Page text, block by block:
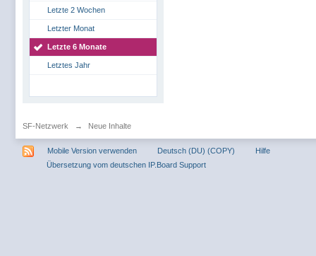
Letzte 2 Wochen
Letzter Monat
Letzte 6 Monate
Letztes Jahr
SF-Netzwerk → Neue Inhalte
Mobile Version verwenden Deutsch (DU) (COPY)
Hilfe
Übersetzung vom deutschen IP.Board Support